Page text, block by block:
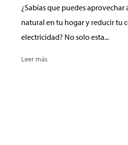
¿Sabías que puedes aprovechar
natural en tu hogar y reducir tu
electricidad? No solo esta...
Leer más